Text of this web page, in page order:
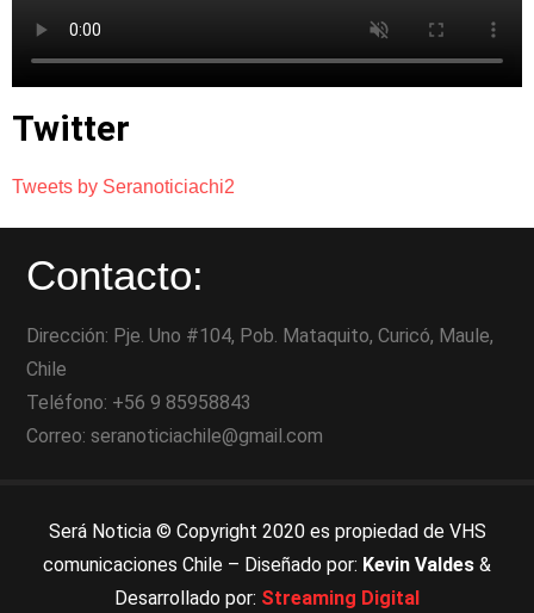
Twitter
Tweets by Seranoticiachi2
Contacto:
Dirección: Pje. Uno #104, Pob. Mataquito, Curicó, Maule,
Chile
Teléfono: +56 9 85958843
Correo: seranoticiachile@gmail.com
Será Noticia © Copyright 2020 es propiedad de VHS
comunicaciones Chile – Diseñado por: Kevin Valdes &
Desarrollado por: Streaming Digital